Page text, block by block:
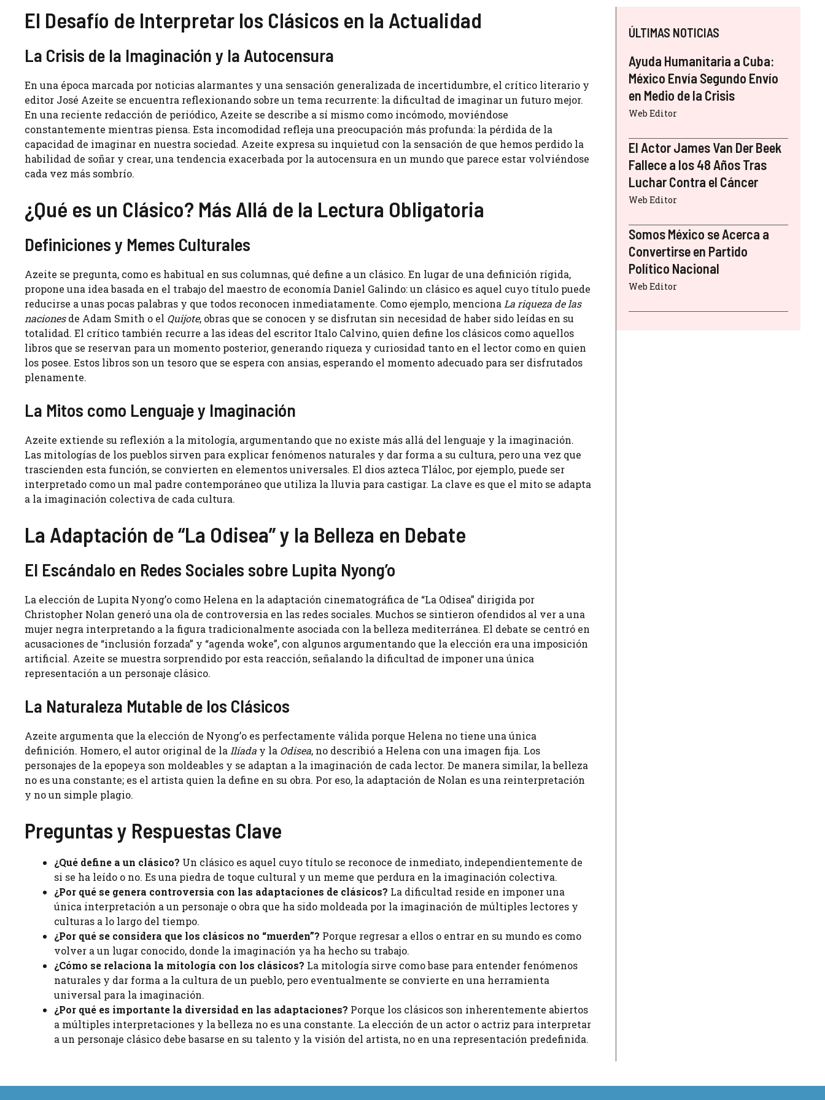
El Desafío de Interpretar los Clásicos en la Actualidad
La Crisis de la Imaginación y la Autocensura
En una época marcada por noticias alarmantes y una sensación generalizada de incertidumbre, el crítico literario y
editor José Azeite se encuentra reflexionando sobre un tema recurrente: la dificultad de imaginar un futuro mejor.
En una reciente redacción de periódico, Azeite se describe a sí mismo como incómodo, moviéndose
constantemente mientras piensa. Esta incomodidad refleja una preocupación más profunda: la pérdida de la
capacidad de imaginar en nuestra sociedad. Azeite expresa su inquietud con la sensación de que hemos perdido la
habilidad de soñar y crear, una tendencia exacerbada por la autocensura en un mundo que parece estar volviéndose
cada vez más sombrío.
¿Qué es un Clásico? Más Allá de la Lectura Obligatoria
Definiciones y Memes Culturales
Azeite se pregunta, como es habitual en sus columnas, qué define a un clásico. En lugar de una definición rígida,
propone una idea basada en el trabajo del maestro de economía Daniel Galindo: un clásico es aquel cuyo título puede
reducirse a unas pocas palabras y que todos reconocen inmediatamente. Como ejemplo, menciona La riqueza de las
nacionesde Adam Smith o el Quijote, obras que se conocen y se disfrutan sin necesidad de haber sido leídas en su
totalidad. El crítico también recurre a las ideas del escritor Italo Calvino, quien define los clásicos como aquellos
libros que se reservan para un momento posterior, generando riqueza y curiosidad tanto en el lector como en quien
los posee. Estos libros son un tesoro que se espera con ansias, esperando el momento adecuado para ser disfrutados
plenamente.
La Mitos como Lenguaje y Imaginación
Azeite extiende su reflexión a la mitología, argumentando que no existe más allá del lenguaje y la imaginación.
Las mitologías de los pueblos sirven para explicar fenómenos naturales y dar forma a su cultura, pero una vez que
trascienden esta función, se convierten en elementos universales. El dios azteca Tláloc, por ejemplo, puede ser
interpretado como un mal padre contemporáneo que utiliza la lluvia para castigar. La clave es que el mito se adapta
a la imaginación colectiva de cada cultura.
La Adaptación de “La Odisea” y la Belleza en Debate
El Escándalo en Redes Sociales sobre Lupita Nyong’o
La elección de Lupita Nyong’o como Helena en la adaptación cinematográfica de “La Odisea” dirigida por
Christopher Nolan generó una ola de controversia en las redes sociales. Muchos se sintieron ofendidos al ver a una
mujer negra interpretando a la figura tradicionalmente asociada con la belleza mediterránea. El debate se centró en
acusaciones de “inclusión forzada” y “agenda woke”, con algunos argumentando que la elección era una imposición
artificial. Azeite se muestra sorprendido por esta reacción, señalando la dificultad de imponer una única
representación a un personaje clásico.
La Naturaleza Mutable de los Clásicos
Azeite argumenta que la elección de Nyong’o es perfectamente válida porque Helena no tiene una única
definición. Homero, el autor original de la Ilíada y la Odisea, no describió a Helena con una imagen fija. Los
personajes de la epopeya son moldeables y se adaptan a la imaginación de cada lector. De manera similar, la belleza
no es una constante; es el artista quien la define en su obra. Por eso, la adaptación de Nolan es una reinterpretación
y no un simple plagio.
Preguntas y Respuestas Clave
¿Qué define a un clásico? Un clásico es aquel cuyo título se reconoce de inmediato, independientemente de
si se ha leído o no. Es una piedra de toque cultural y un meme que perdura en la imaginación colectiva.
¿Por qué se genera controversia con las adaptaciones de clásicos? La dificultad reside en imponer una
única interpretación a un personaje o obra que ha sido moldeada por la imaginación de múltiples lectores y
culturas a lo largo del tiempo.
¿Por qué se considera que los clásicos no “muerden”? Porque regresar a ellos o entrar en su mundo es como
volver a un lugar conocido, donde la imaginación ya ha hecho su trabajo.
¿Cómo se relaciona la mitología con los clásicos? La mitología sirve como base para entender fenómenos
naturales y dar forma a la cultura de un pueblo, pero eventualmente se convierte en una herramienta
universal para la imaginación.
¿Por qué es importante la diversidad en las adaptaciones? Porque los clásicos son inherentemente abiertos
a múltiples interpretaciones y la belleza no es una constante. La elección de un actor o actriz para interpretar
a un personaje clásico debe basarse en su talento y la visión del artista, no en una representación predefinida.
ÚLTIMAS NOTICIAS
Ayuda Humanitaria a Cuba:
México Envía Segundo Envío
en Medio de la Crisis
Web Editor
El Actor James Van Der Beek
Fallece a los 48 Años Tras
Luchar Contra el Cáncer
Web Editor
Somos México se Acerca a
Convertirse en Partido
Político Nacional
Web Editor